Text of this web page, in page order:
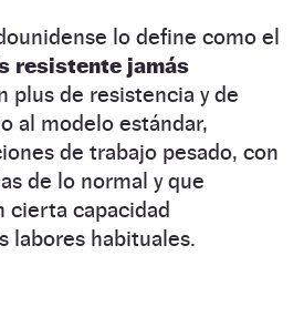
lo define como el
resistente jamás
plus de resistencia y de
al modelo estándar,
de trabajo pesado, con
de lo normal y que
cierta capacidad
labores habituales.